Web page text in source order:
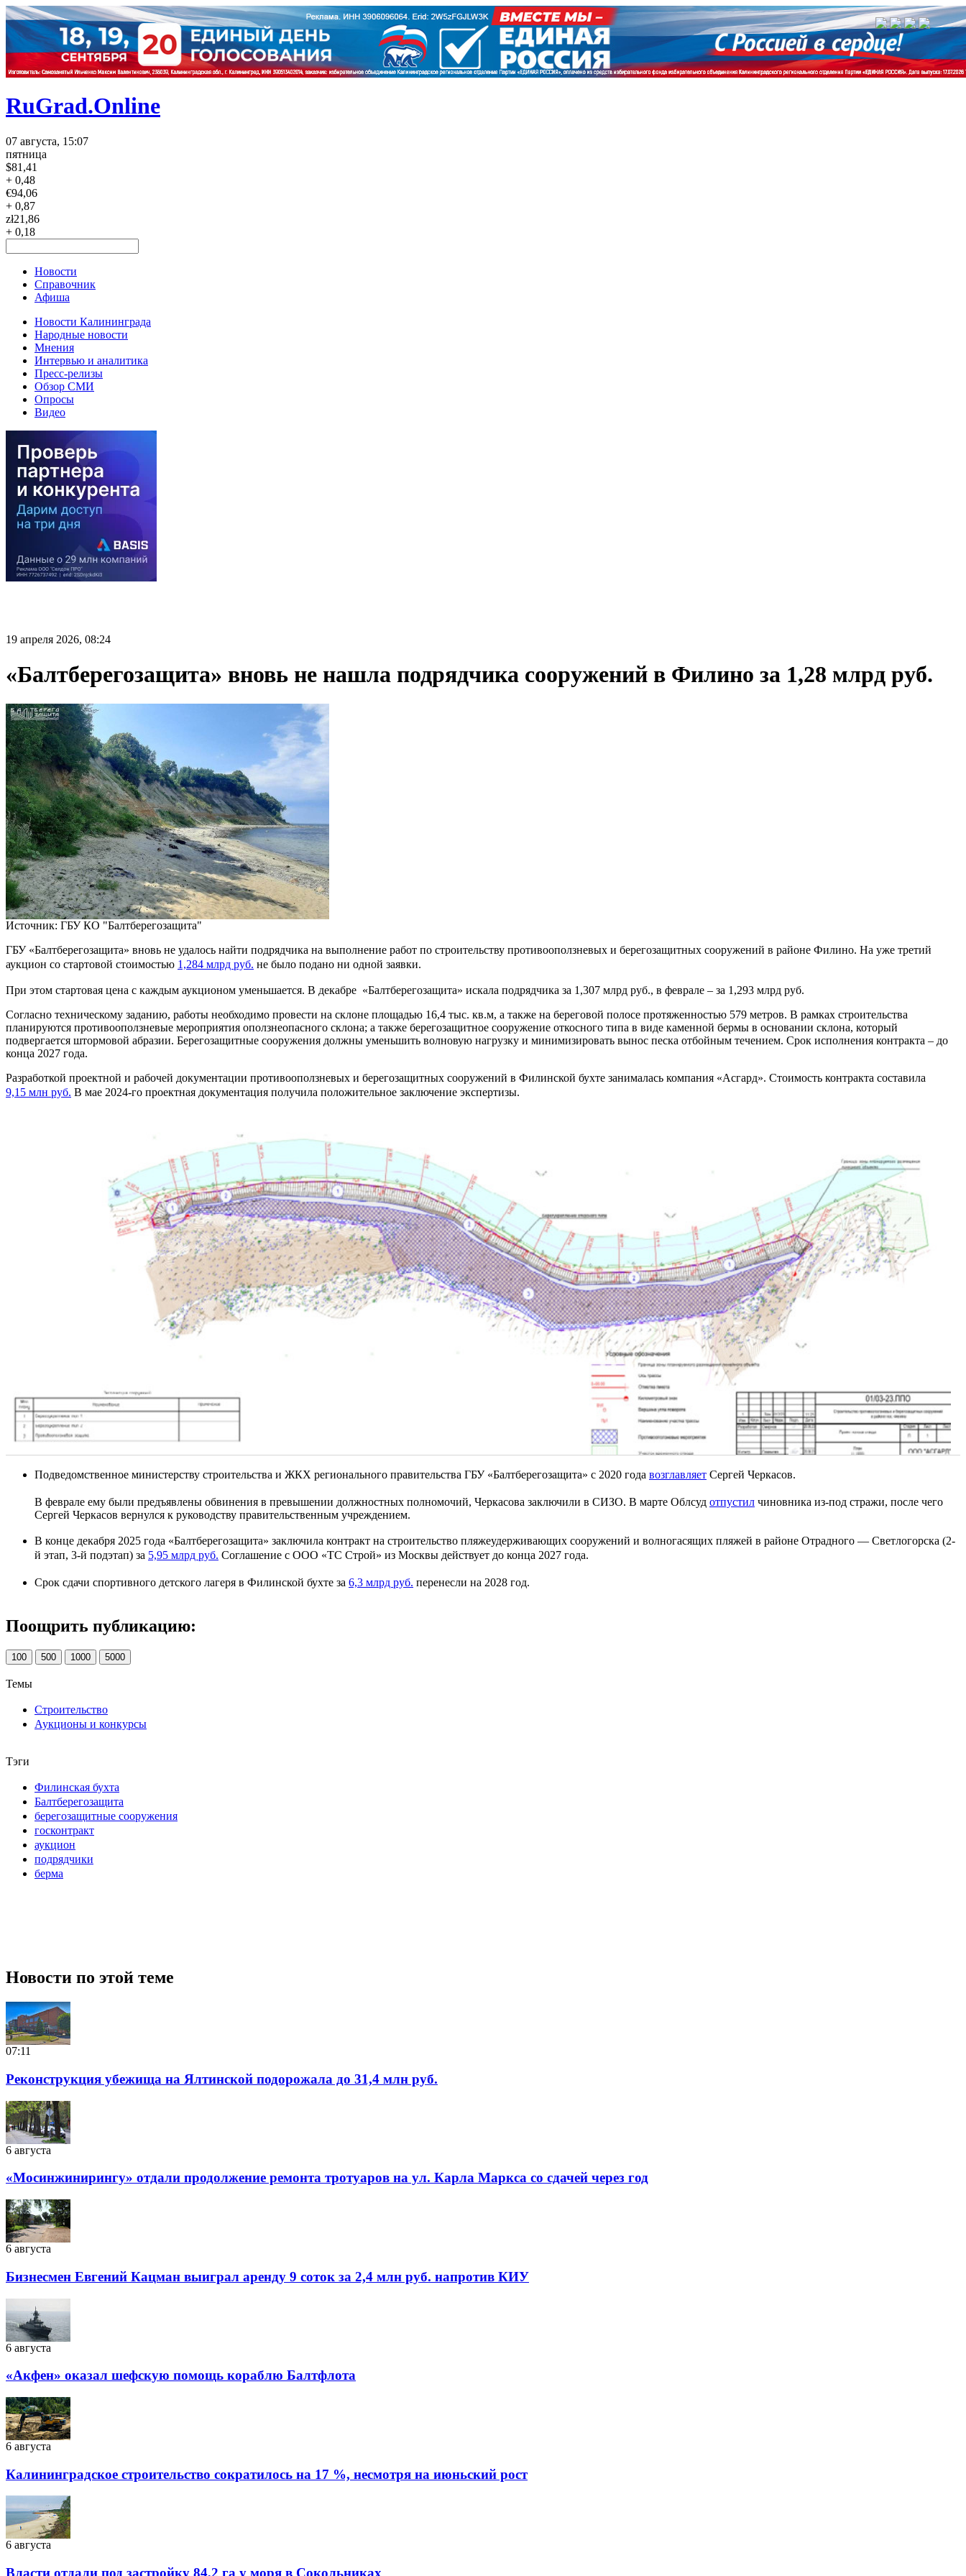
RuGrad.Online
07 августа, 15:07
пятница
$81,41
+ 0,48
€94,06
+ 0,87
zł21,86
+ 0,18
Новости
Справочник
Афиша
Новости Калининграда
Народные новости
Мнения
Интервью и аналитика
Пресс-релизы
Обзор СМИ
Опросы
Видео
19 апреля 2026, 08:24
«Балтберегозащита» вновь не нашла подрядчика сооружений в Филино за 1,28 млрд руб.
Источник: ГБУ КО "Балтберегозащита"
ГБУ «Балтберегозащита» вновь не удалось найти подрядчика на выполнение работ по строительству противооползневых и берегозащитных сооружений в районе Филино. На уже третий
аукцион со стартовой стоимостью 1,284 млрд руб. не было подано ни одной заявки.
При этом стартовая цена с каждым аукционом уменьшается. В декабре «Балтберегозащита» искала подрядчика за 1,307 млрд руб., в феврале – за 1,293 млрд руб.
Согласно техническому заданию, работы необходимо провести на склоне площадью 16,4 тыс. кв.м, а также на береговой полосе протяженностью 579 метров. В рамках строительства
планируются противооползневые мероприятия оползнеопасного склона; а также берегозащитное сооружение откосного типа в виде каменной бермы в основании склона, который
подвергается штормовой абразии. Берегозащитные сооружения должны уменьшить волновую нагрузку и минимизировать вынос песка отбойным течением. Срок исполнения контракта – до
конца 2027 года.
Разработкой проектной и рабочей документации противооползневых и берегозащитных сооружений в Филинской бухте занималась компания «Асгард». Стоимость контракта составила
9,15 млн руб. В мае 2024-го проектная документация получила положительное заключение экспертизы.
Подведомственное министерству строительства и ЖКХ регионального правительства ГБУ «Балтберегозащита» с 2020 года возглавляет Сергей Черкасов.
В феврале ему были предъявлены обвинения в превышении должностных полномочий, Черкасова заключили в СИЗО. В марте Облсуд отпустил чиновника из-под стражи, после чего
Сергей Черкасов вернулся к руководству правительственным учреждением.
В конце декабря 2025 года «Балтберегозащита» заключила контракт на строительство пляжеудерживающих сооружений и волногасящих пляжей в районе Отрадного — Светлогорска (2-
й этап, 3-й подэтап) за 5,95 млрд руб. Соглашение с ООО «ТС Строй» из Москвы действует до конца 2027 года.
Срок сдачи спортивного детского лагеря в Филинской бухте за 6,3 млрд руб. перенесли на 2028 год.
Поощрить публикацию:
100 500 1000 5000
Темы
Строительство
Аукционы и конкурсы
Тэги
Филинская бухта
Балтберегозащита
берегозащитные сооружения
госконтракт
аукцион
подрядчики
берма
Новости по этой теме
07:11
Реконструкция убежища на Ялтинской подорожала до 31,4 млн руб.
6 августа
«Мосинжинирингу» отдали продолжение ремонта тротуаров на ул. Карла Маркса со сдачей через год
6 августа
Бизнесмен Евгений Кацман выиграл аренду 9 соток за 2,4 млн руб. напротив КИУ
6 августа
«Акфен» оказал шефскую помощь кораблю Балтфлота
6 августа
Калининградское строительство сократилось на 17 %, несмотря на июньский рост
6 августа
Власти отдали под застройку 84,2 га у моря в Сокольниках